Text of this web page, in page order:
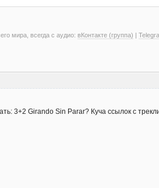
мира, всегда с аудио: вКонтакте (группа) |
3+2 Girando Sin Parar? Куча ссылок с